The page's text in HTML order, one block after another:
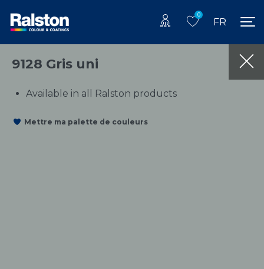
0
FR
9128 Gris uni
Available in all Ralston products
Mettre ma palette de couleurs